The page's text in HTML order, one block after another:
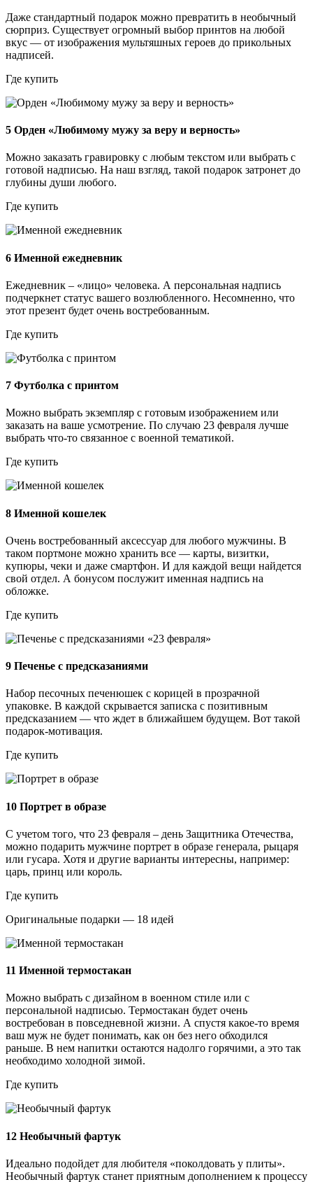
Даже стандартный подарок можно превратить в необычный
сюрприз. Существует огромный выбор принтов на любой
вкус — от изображения мультяшных героев до прикольных
надписей.
Где купить
5 Орден «Любимому мужу за веру и верность»
Можно заказать гравировку с любым текстом или выбрать с
готовой надписью. На наш взгляд, такой подарок затронет до
глубины души любого.
Где купить
6 Именной ежедневник
Ежедневник – «лицо» человека. А персональная надпись
подчеркнет статус вашего возлюбленного. Несомненно, что
этот презент будет очень востребованным.
Где купить
7 Футболка с принтом
Можно выбрать экземпляр с готовым изображением или
заказать на ваше усмотрение. По случаю 23 февраля лучше
выбрать что-то связанное с военной тематикой.
Где купить
8 Именной кошелек
Очень востребованный аксессуар для любого мужчины. В
таком портмоне можно хранить все — карты, визитки,
купюры, чеки и даже смартфон. И для каждой вещи найдется
свой отдел. А бонусом послужит именная надпись на
обложке.
Где купить
9 Печенье с предсказаниями
Набор песочных печенюшек с корицей в прозрачной
упаковке. В каждой скрывается записка с позитивным
предсказанием — что ждет в ближайшем будущем. Вот такой
подарок-мотивация.
Где купить
10 Портрет в образе
С учетом того, что 23 февраля – день Защитника Отечества,
можно подарить мужчине портрет в образе генерала, рыцаря
или гусара. Хотя и другие варианты интересны, например:
царь, принц или король.
Где купить
Оригинальные подарки — 18 идей
11 Именной термостакан
Можно выбрать с дизайном в военном стиле или с
персональной надписью. Термостакан будет очень
востребован в повседневной жизни. А спустя какое-то время
ваш муж не будет понимать, как он без него обходился
раньше. В нем напитки остаются надолго горячими, а это так
необходимо холодной зимой.
Где купить
12 Необычный фартук
Идеально подойдет для любителя «поколдовать у плиты».
Необычный фартук станет приятным дополнением к процессу